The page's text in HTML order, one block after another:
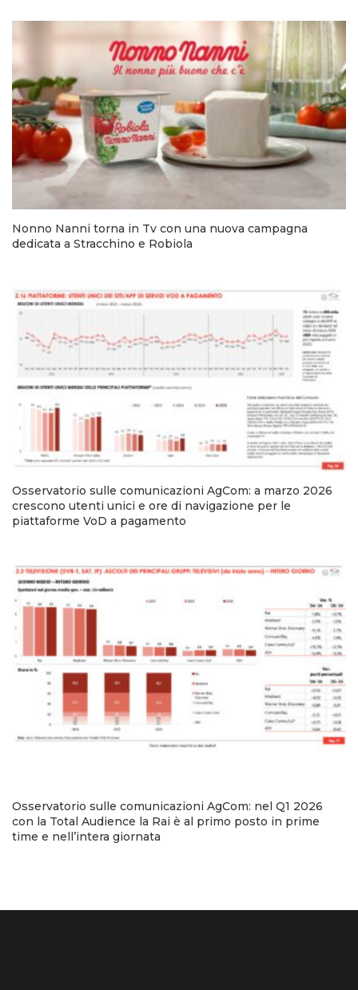
Nonno Nanni torna in Tv con una nuova campagna
dedicata a Stracchino e Robiola
Osservatorio sulle comunicazioni AgCom: a marzo 2026
crescono utenti unici e ore di navigazione per le
piattaforme VoD a pagamento
Osservatorio sulle comunicazioni AgCom: nel Q1 2026
con la Total Audience la Rai è al primo posto in prime
time e nell’intera giornata